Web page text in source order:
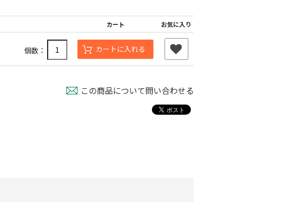
カート お気に入り
個数： カートに入れる
この商品について問い合わせる